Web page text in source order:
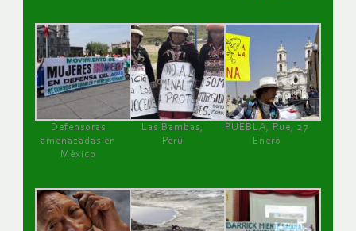
Defensoras
amenazadas en
México
Las Bambas,
Perú
PUEBLA, Pue, 27
Enero